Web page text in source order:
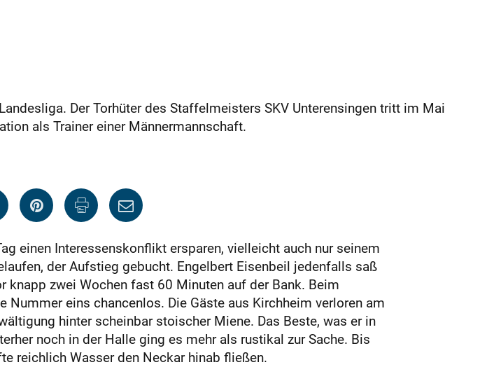
Der Torhüter des Staffelmeisters SKV Unterensingen tritt im Mai
als Trainer einer Männermannschaft.
einen Interessenskonflikt ersparen, vielleicht auch nur seinem
der Aufstieg gebucht. Engelbert Eisenbeil jedenfalls saß
knapp zwei Wochen fast 60 Minuten auf der Bank. Beim
eins chancenlos. Die Gäste aus Kirchheim verloren am
hinter scheinbar stoischer Miene. Das Beste, was er in
noch in der Halle ging es mehr als rustikal zur Sache. Bis
reichlich Wasser den Neckar hinab fließen.